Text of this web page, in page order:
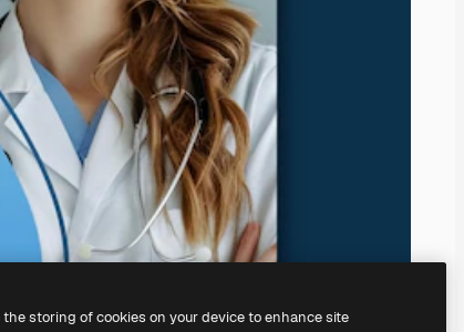
storing of cookies on your device to enhance site